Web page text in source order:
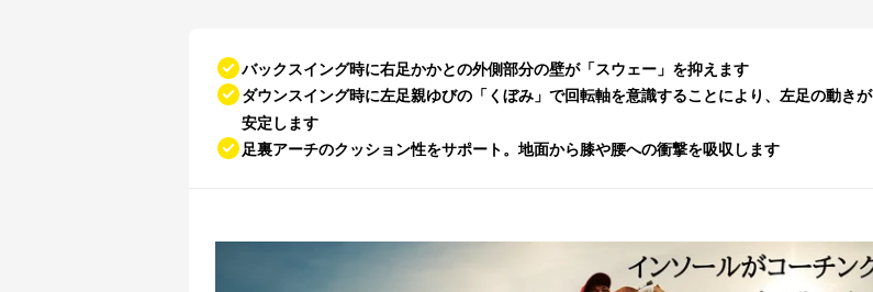
バックスイング時に右足かかとの外側部分の壁が「スウェー」を抑えます
ダウンスイング時に左足親ゆびの「くぼみ」で回転軸を意識することにより、左足の動きが
安定します
足裏アーチのクッション性をサポート。地面から膝や腰への衝撃を吸収します